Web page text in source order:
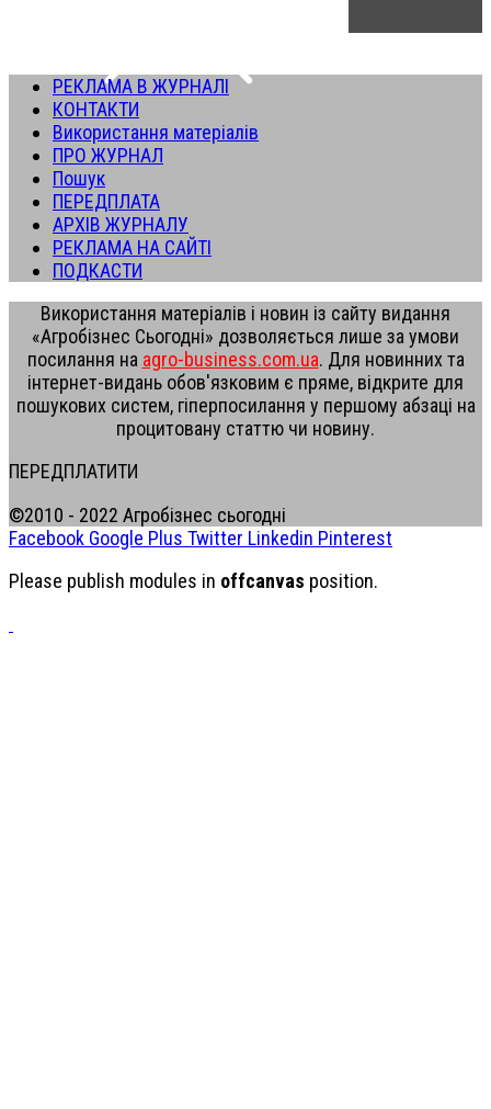
РЕКЛАМА В ЖУРНАЛІ
КОНТАКТИ
Використання матеріалів
ПРО ЖУРНАЛ
Пошук
ПЕРЕДПЛАТА
АРХІВ ЖУРНАЛУ
РЕКЛАМА НА САЙТІ
ПОДКАСТИ
Використання матеріалів і новин із сайту видання
«Агробізнес Сьогодні» дозволяється лише за умови
посилання на agro-business.com.ua. Для новинних та
інтернет-видань обов'язковим є пряме, відкрите для
пошукових систем, гіперпосилання у першому абзаці на
процитовану статтю чи новину.
ПЕРЕДПЛАТИТИ
©2010 - 2022 Агробізнес сьогодні
Facebook Google Plus Twitter Linkedin Pinterest
Please publish modules in offcanvas position.